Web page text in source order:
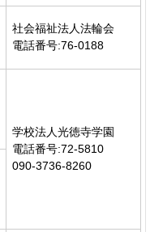
社会福祉法人法輪会
電話番号:76-0188
学校法人光徳寺学園
電話番号:72‐5810
090-3736-8260